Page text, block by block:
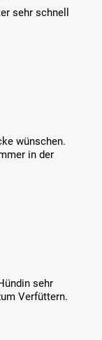
sehr schnell
wünschen.
in der
sehr
Verfüttern.